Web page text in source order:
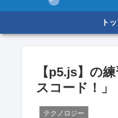
ト
【p5.js】の
スコード！」
テクノロジー